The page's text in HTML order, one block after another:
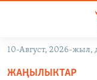
Навигацияга
өтүңүз
10-Август, 2026-
ЖАҢЫЛЫКТАР